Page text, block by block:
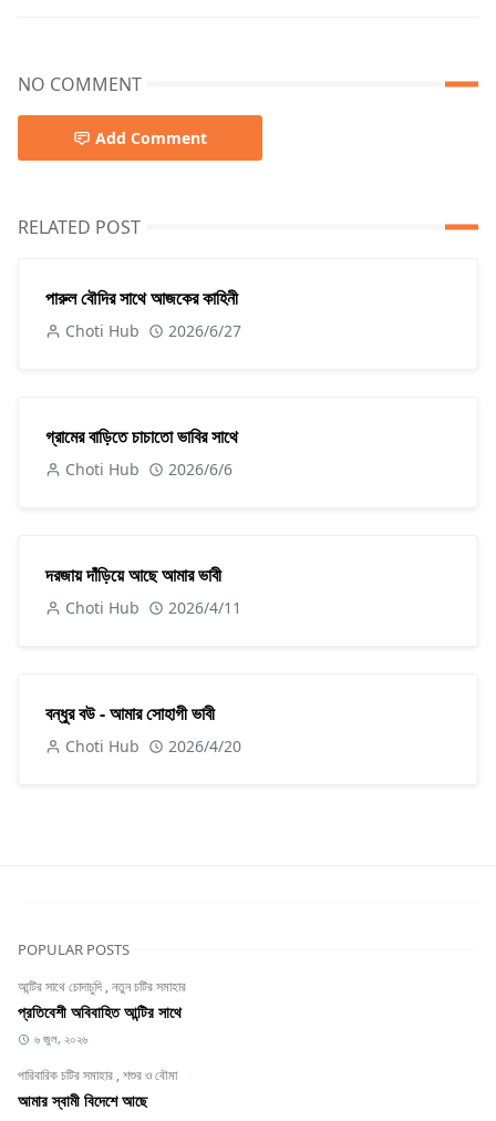
NO COMMENT
Add Comment
RELATED POST
পারুল বৌদির সাথে আজকের কাহিনী
Choti Hub 2026/6/27
গ্রামের বাড়িতে চাচাতো ভাবির সাথে
Choti Hub 2026/6/6
দরজায় দাঁড়িয়ে আছে আমার ভাবী
Choti Hub 2026/4/11
বন্ধুর বউ - আমার সোহাগী ভাবী
Choti Hub 2026/4/20
POPULAR POSTS
আন্টির সাথে চোদাচুদি ,নতুন চটির সমাহার
প্রতিবেশী অবিবাহিত আন্টির সাথে
৬ জুল, ২০২৬
পারিবারিক চটির সমাহার ,শশুর ও বৌমা
আমার স্বামী বিদেশে আছে